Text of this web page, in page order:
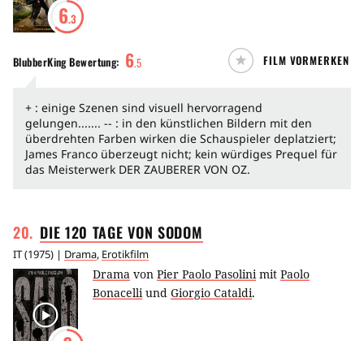
6.3
BlubberKingBewertung: 6.5 FILM VORMERKEN
+ : einige Szenen sind visuell hervorragend
gelungen....... -- : in den künstlichen Bildern mit den
überdrehten Farben wirken die Schauspieler deplatziert;
James Franco überzeugt nicht; kein würdiges Prequel für
das Meisterwerk DER ZAUBERER VON OZ.
20. DIE 120 TAGE VONSODOM
IT(1975) | Drama, Erotikfilm
Drama von Pier Paolo Pasolini mit Paolo
Bonacelli und Giorgio Cataldi.